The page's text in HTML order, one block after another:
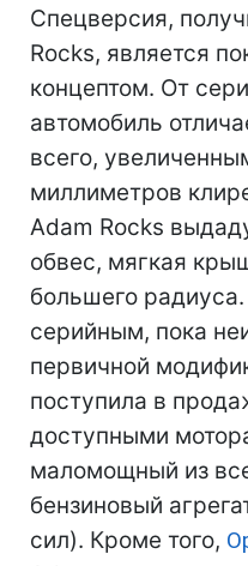
Спецверсия,
Rocks, является
концептом. От
автомобиль
всего,
миллиметров
Adam Rocks
обвес, мягкая
большего
серийным, пока
первичной
поступила в
доступными
маломощный из
бензиновый
сил). Кроме того,